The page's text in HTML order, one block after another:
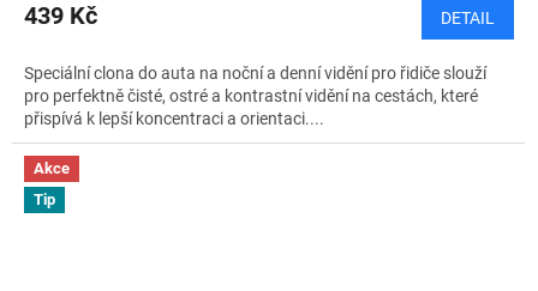
439 Kč DETAIL
Speciální clona do auta na noční a denní vidění pro řidiče slouží
pro perfektně čisté, ostré a kontrastní vidění na cestách, které
přispívá k lepší koncentraci a orientaci....
Akce
Tip